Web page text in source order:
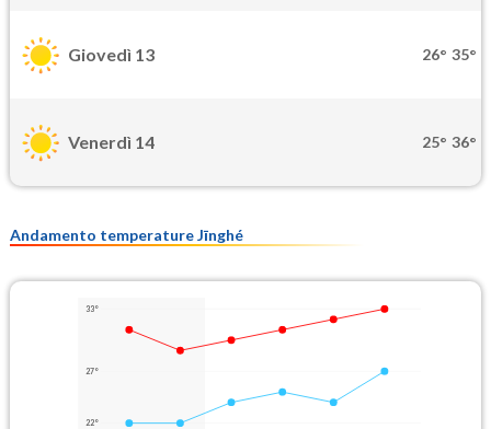
Giovedì 13 26° 35°
Venerdì 14 25° 36°
Andamento temperature Jīnghé
33°
27°
22°